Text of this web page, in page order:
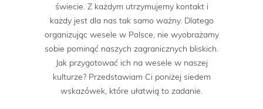
świecie. Z każdym utrzymujemy kontakt i
każdy jest dla nas tak samo ważny. Dlatego
organizując wesele w Polsce, nie wyobrażamy
sobie pominąć naszych zagranicznych bliskich.
Jak przygotować ich na wesele w naszej
kulturze? Przedstawiam Ci poniżej siedem
wskazówek, które ułatwią to zadanie.